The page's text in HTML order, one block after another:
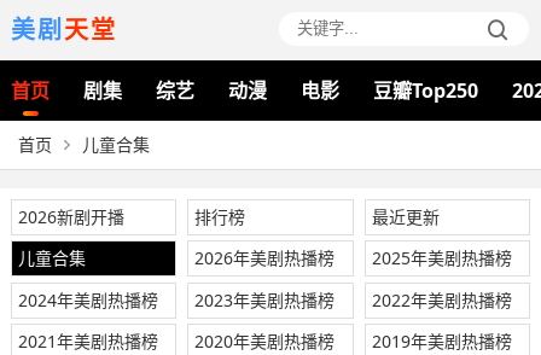
美剧天堂
首页 剧集 综艺 动漫 电影 豆瓣Top250
首页 儿童合集
2026新剧开播 排行榜
最近更新
儿童合集
2026年美剧热播榜
2025年美剧热播榜
2024年美剧热播榜
2023年美剧热播榜
2022年美剧热播榜
2021年美剧热播榜
2020年美剧热播榜
2019年美剧热播榜